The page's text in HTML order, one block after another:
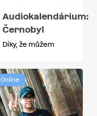
Audiokalendárium:
Černobyl
Díky, že můžem
Online